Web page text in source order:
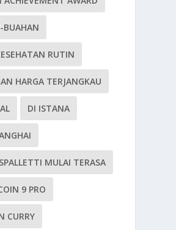
BUAHAN
RUTIN
HARGA TERJANGKAU
DI ISTANA
MULAI TERASA
9 PRO
CURRY